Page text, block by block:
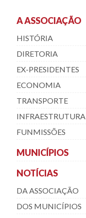
A ASSOCIAÇÃO
HISTÓRIA
DIRETORIA
EX-PRESIDENTES
ECONOMIA
TRANSPORTE
INFRAESTRUTURA
FUNMISSÕES
MUNICÍPIOS
NOTÍCIAS
DA ASSOCIAÇÃO
DOS MUNICÍPIOS